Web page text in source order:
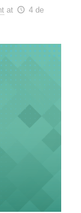
at
4 de